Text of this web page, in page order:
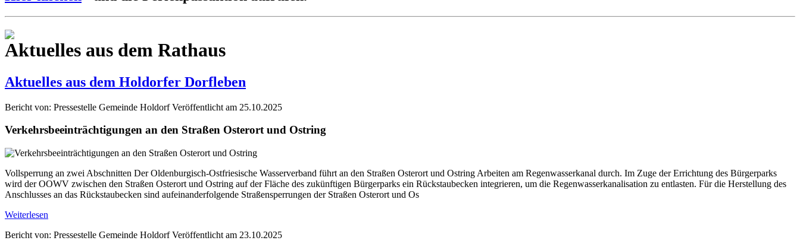
Aktuelles aus dem Rathaus
Aktuelles aus dem Holdorfer Dorfleben
Bericht von: Pressestelle Gemeinde Holdorf Veröffentlicht am 25.10.2025
Verkehrsbeeinträchtigungen an den Straßen Osterort und Ostring
Vollsperrung an zwei Abschnitten Der Oldenburgisch-Ostfriesische Wasserverband führt an den Straßen Osterort und Ostring Arbeiten am Regenwasserkanal durch. Im Zuge der Errichtung des Bürgerparks
wird der OOWV zwischen den Straßen Osterort und Ostring auf der Fläche des zukünftigen Bürgerparks ein Rückstaubecken integrieren, um die Regenwasserkanalisation zu entlasten. Für die Herstellung des
Anschlusses an das Rückstaubecken sind aufeinanderfolgende Straßensperrungen der Straßen Osterort und Os
Weiterlesen
Bericht von: Pressestelle Gemeinde Holdorf Veröffentlicht am 23.10.2025